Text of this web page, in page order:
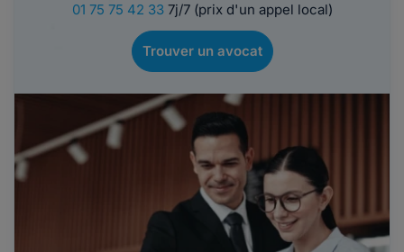
01 75 75 42 337j/7 (prix d'un appel local)
Trouver un avocat